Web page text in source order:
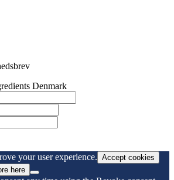
Denmark
your user experience. Accept cookies
here